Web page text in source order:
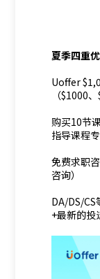
夏季四重优
Uoffer
（$1000
购买10节
指导课程
免费求职
咨询）
DA/DS/
+最新的投